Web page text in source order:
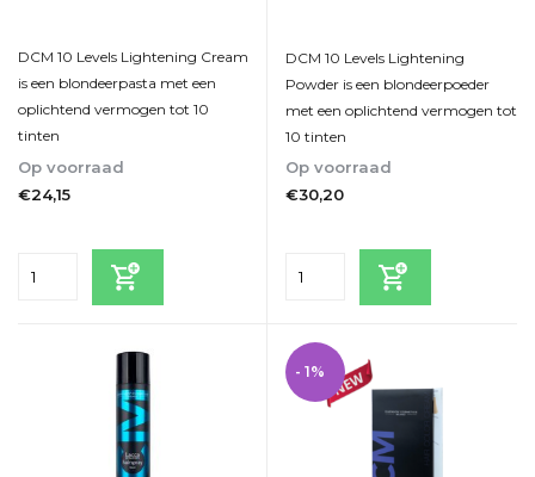
DCM 10 Levels Lightening Cream
is een blondeerpasta met een
oplichtend vermogen tot 10
tinten
Op voorraad
€24,15
DCM 10 Levels Lightening
Powder is een blondeerpoeder
met een oplichtend vermogen tot
10 tinten
Op voorraad
€30,20
- 1%